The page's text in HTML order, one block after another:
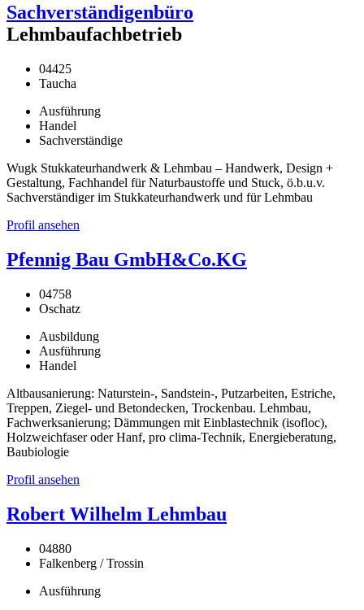
Sachverständigenbüro
Lehmbaufachbetrieb
04425
Taucha
Ausführung
Handel
Sachverständige
Wugk Stukkateurhandwerk & Lehmbau – Handwerk, Design +
Gestaltung, Fachhandel für Naturbaustoffe und Stuck, ö.b.u.v.
Sachverständiger im Stukkateurhandwerk und für Lehmbau
Profil ansehen
Pfennig Bau GmbH&Co.KG
04758
Oschatz
Ausbildung
Ausführung
Handel
Altbausanierung: Naturstein-, Sandstein-, Putzarbeiten, Estriche,
Treppen, Ziegel- und Betondecken, Trockenbau. Lehmbau,
Fachwerksanierung; Dämmungen mit Einblastechnik (isofloc),
Holzweichfaser oder Hanf, pro clima-Technik, Energieberatung,
Baubiologie
Profil ansehen
Robert Wilhelm Lehmbau
04880
Falkenberg / Trossin
Ausführung